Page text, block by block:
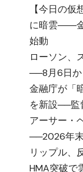
【今日の
に暗雲――
始動
ローソン、
──8月6日か
金融庁が「
を新設──監
アーサー・
──2026年
リップル、
HMA突破で